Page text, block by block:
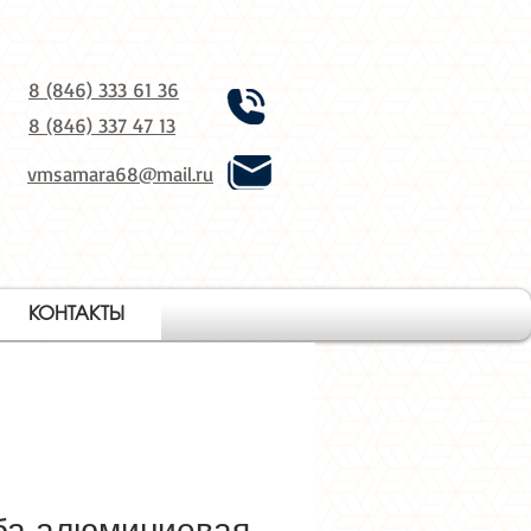
8 (846) 333 61 36
8 (846) 337 47 13
vmsamara68@mail.ru
КОНТАКТЫ